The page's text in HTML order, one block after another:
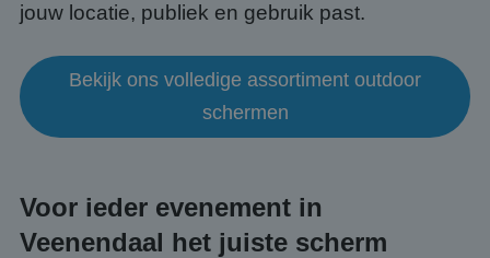
jouw locatie, publiek en gebruik past.
Bekijk ons volledige assortiment outdoor
schermen
Voor ieder evenement in
Veenendaal het juiste scherm